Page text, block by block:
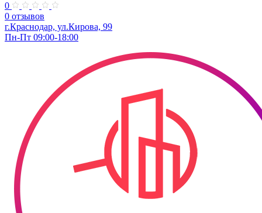
0
0 отзывов
г.Краснодар, ул.Кирова, 99
Пн-Пт 09:00-18:00